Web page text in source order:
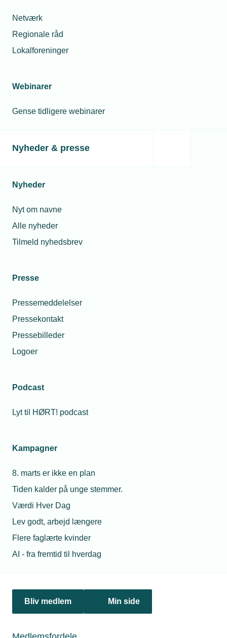
Netværk
Regionale råd
Lokalforeninger
Webinarer
Gense tidligere webinarer
Nyheder & presse
Nyheder
Nyt om navne
Alle nyheder
Tilmeld nyhedsbrev
Presse
Pressemeddelelser
Pressekontakt
Pressebilleder
Logoer
Podcast
Lyt til HØRT! podcast
Kampagner
8. marts er ikke en plan
Tiden kalder på unge stemmer.
Værdi Hver Dag
Lev godt, arbejd længere
Flere faglærte kvinder
AI - fra fremtid til hverdag
Bliv medlem Min side
Politik & analyse
jura@tekniq.dk
tekniq@tekniq.dk